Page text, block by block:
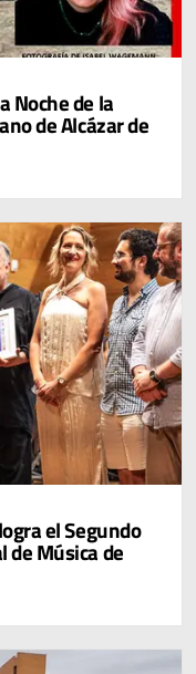
Noche de la
de Alcázar de
el Segundo
de Música de